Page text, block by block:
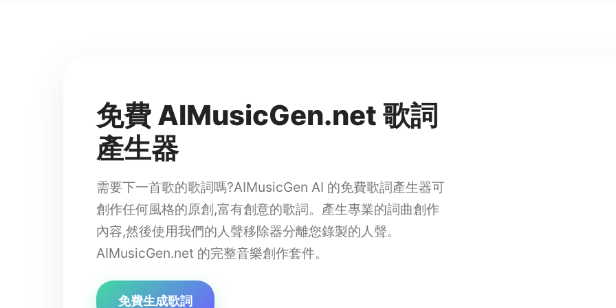
免費 AIMusicGen.net 歌詞
產生器
需要下一首歌的歌詞嗎?AIMusicGen AI 的免費歌詞產生器可
創作任何風格的原創,富有創意的歌詞。產生專業的詞曲創作
內容,然後使用我們的人聲移除器分離您錄製的人聲。
AIMusicGen.net 的完整音樂創作套件。
免費生成歌詞